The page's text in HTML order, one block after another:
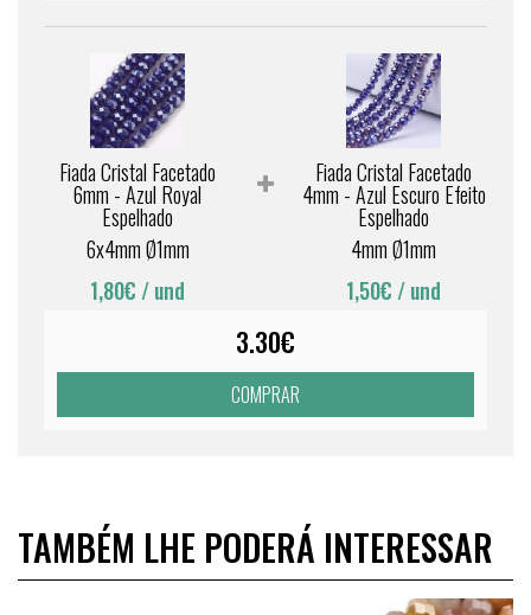
Fiada Cristal Facetado
6mm - Azul Royal
Espelhado
6x4mm Ø1mm
1,80€ / und
Fiada Cristal Facetado
4mm - Azul Escuro Efeito
Espelhado
4mm Ø1mm
1,50€ / und
3.30€
COMPRAR
TAMBÉM LHE PODERÁ INTERESSAR